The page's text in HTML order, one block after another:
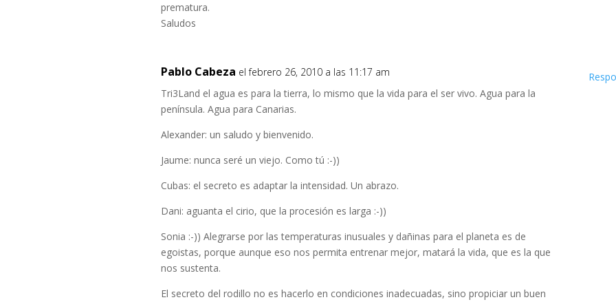
prematura.
Saludos
Pablo Cabeza el febrero 26, 2010 a las 11:17 am
Tri3Land el agua es para la tierra, lo mismo que la vida para el ser vivo. Agua para la
península. Agua para Canarias.
Alexander: un saludo y bienvenido.
Jaume: nunca seré un viejo. Como tú :-))
Cubas: el secreto es adaptar la intensidad. Un abrazo.
Dani: aguanta el cirio, que la procesión es larga :-))
Sonia :-)) Alegrarse por las temperaturas inusuales y dañinas para el planeta es de
egoistas, porque aunque eso nos permita entrenar mejor, matará la vida, que es la que
nos sustenta.
El secreto del rodillo no es hacerlo en condiciones inadecuadas, sino propiciar un buen